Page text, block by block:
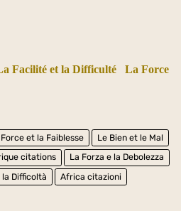
Facilité et la Difficulté
La Force
Force et la Faiblesse
Le Bien et le Mal
citations
La Forza e la Debolezza
la Difficoltà
Africa citazioni